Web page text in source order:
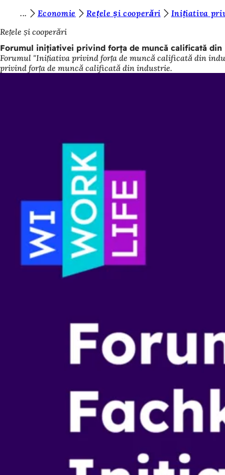
Salt la conținut
u
n
t
e
Economie Rețele și cooperări
Inițiativa
Rețele și cooperări
Forumul inițiativei privind forța de muncă calificată din
Forumul "Inițiativa privind forța de muncă calificată din
privind forța de muncă calificată din industrie.